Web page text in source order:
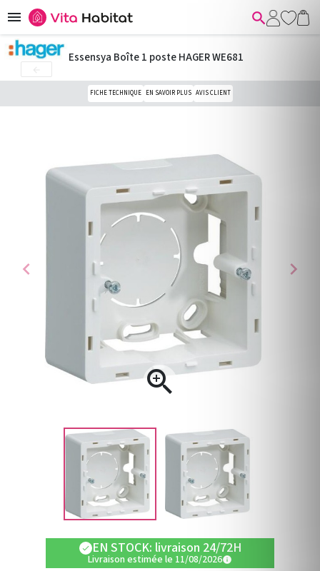
 
chevron_left

chevron_right
Essensya Boîte 1 poste HAGER WE681
FICHE TECHNIQUE EN SAVOIR PLUS AVIS CLIENT
check EN STOCK: livraison 24/72H
Livraison estimée le 11/08/2026info